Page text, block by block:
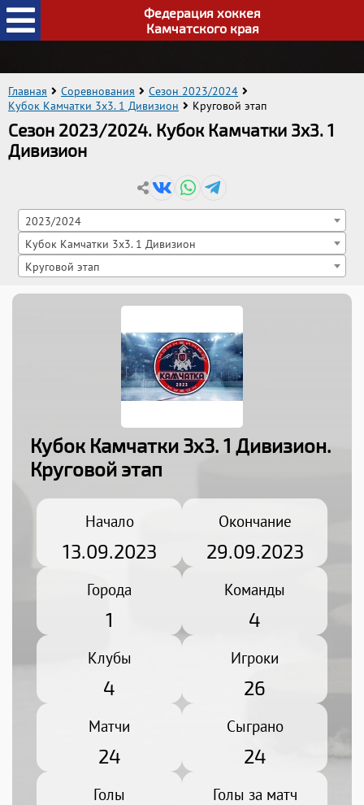
Федерация хоккея
Камчатского края
Главная Соревнования
Сезон 2023/2024
Кубок Камчатки 3x3. 1 Дивизион
Круговой этап
Сезон 2023/2024. Кубок Камчатки 3x3. 1
Дивизион
2023/2024
Кубок Камчатки 3x3. 1 Дивизион
Круговой этап
Кубок Камчатки 3x3. 1 Дивизион.
Круговой этап
Начало
13.09.2023
Окончание
29.09.2023
Города
1
Команды
4
Клубы
4
Игроки
26
Матчи
24
Сыграно
24
Голы Голы за матч